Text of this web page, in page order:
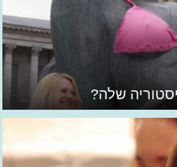
שלה?